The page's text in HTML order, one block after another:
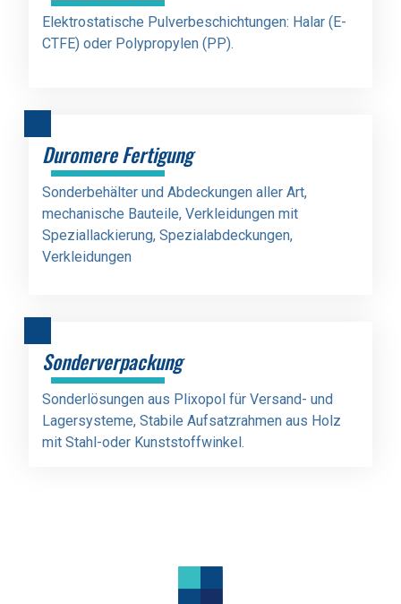
Elektrostatische Pulverbeschichtungen: Halar (E-
CTFE) oder Polypropylen (PP).
Duromere Fertigung
Sonderbehälter und Abdeckungen aller Art,
mechanische Bauteile, Verkleidungen mit
Speziallackierung, Spezialabdeckungen,
Verkleidungen
Sonderverpackung
Sonderlösungen aus Plixopol für Versand- und
Lagersysteme, Stabile Aufsatzrahmen aus Holz
mit Stahl-oder Kunststoffwinkel.